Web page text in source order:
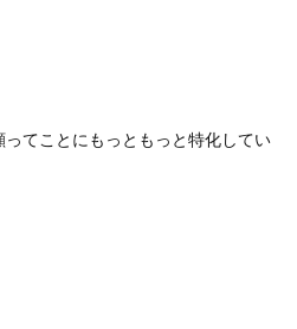
てことにもっともっと特化してい